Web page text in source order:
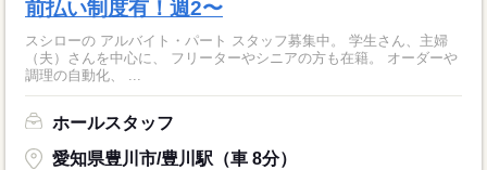
前払い制度有！週2〜
スシローの アルバイト・パート スタッフ募集中。 学生さん、主婦
（夫）さんを中心に、 フリーターやシニアの方も在籍。 オーダーや
調理の自動化、 ...
ホールスタッフ
愛知県豊川市/豊川駅（車 8分）